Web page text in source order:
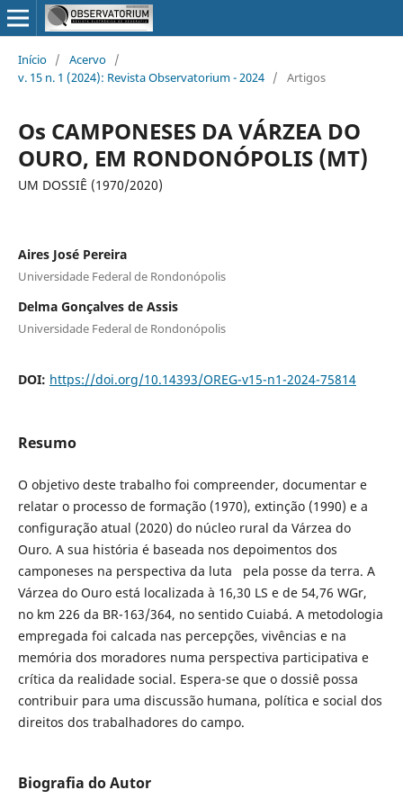
Início / Acervo /
v. 15 n. 1 (2024): Revista Observatorium - 2024 / Artigos
Os CAMPONESES DA VÁRZEA DO
OURO, EM RONDONÓPOLIS (MT)
UM DOSSIÊ (1970/2020)
Aires José Pereira
Universidade Federal de Rondonópolis
Delma Gonçalves de Assis
Universidade Federal de Rondonópolis
DOI: https://doi.org/10.14393/OREG-v15-n1-2024-75814
Resumo
O objetivo deste trabalho foi compreender, documentar e
relatar o processo de formação (1970), extinção (1990) e a
configuração atual (2020) do núcleo rural da Várzea do
Ouro. A sua história é baseada nos depoimentos dos
camponeses na perspectiva da luta pela posse da terra. A
Várzea do Ouro está localizada à 16,30 LS e de 54,76 WGr,
no km 226 da BR-163/364, no sentido Cuiabá. A metodologia
empregada foi calcada nas percepções, vivências e na
memória dos moradores numa perspectiva participativa e
crítica da realidade social. Espera-se que o dossiê possa
contribuir para uma discussão humana, política e social dos
direitos dos trabalhadores do campo.
Biografia do Autor